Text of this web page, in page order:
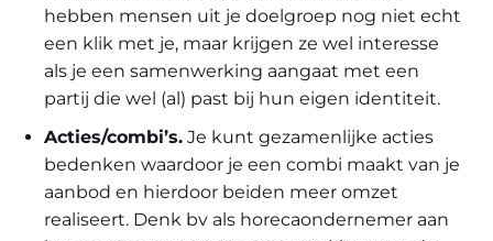
hebben mensen uit je doelgroep nog niet echt
een klik met je, maar krijgen ze wel interesse
als je een samenwerking aangaat met een
partij die wel (al) past bij hun eigen identiteit.
Acties/combi’s. Je kunt gezamenlijke acties
bedenken waardoor je een combi maakt van je
aanbod en hierdoor beiden meer omzet
realiseert. Denk bv als horecaondernemer aan